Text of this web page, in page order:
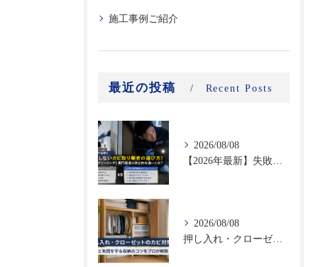
施工事例ご紹介
最近の投稿 Recent Posts
2026/08/08
2026/08/08
押し入れ・クローゼットのカビ対策｜衣類と布団を守る収納のコツをプロが解説